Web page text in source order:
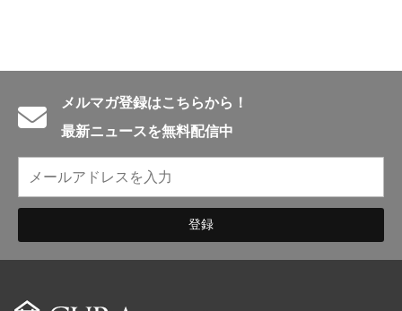
メルマガ登録はこちらから！
最新ニュースを無料配信中